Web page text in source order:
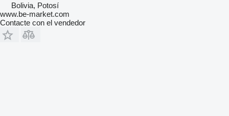
Bolivia, Potosí
www.be-market.com
Contacte con el vendedor